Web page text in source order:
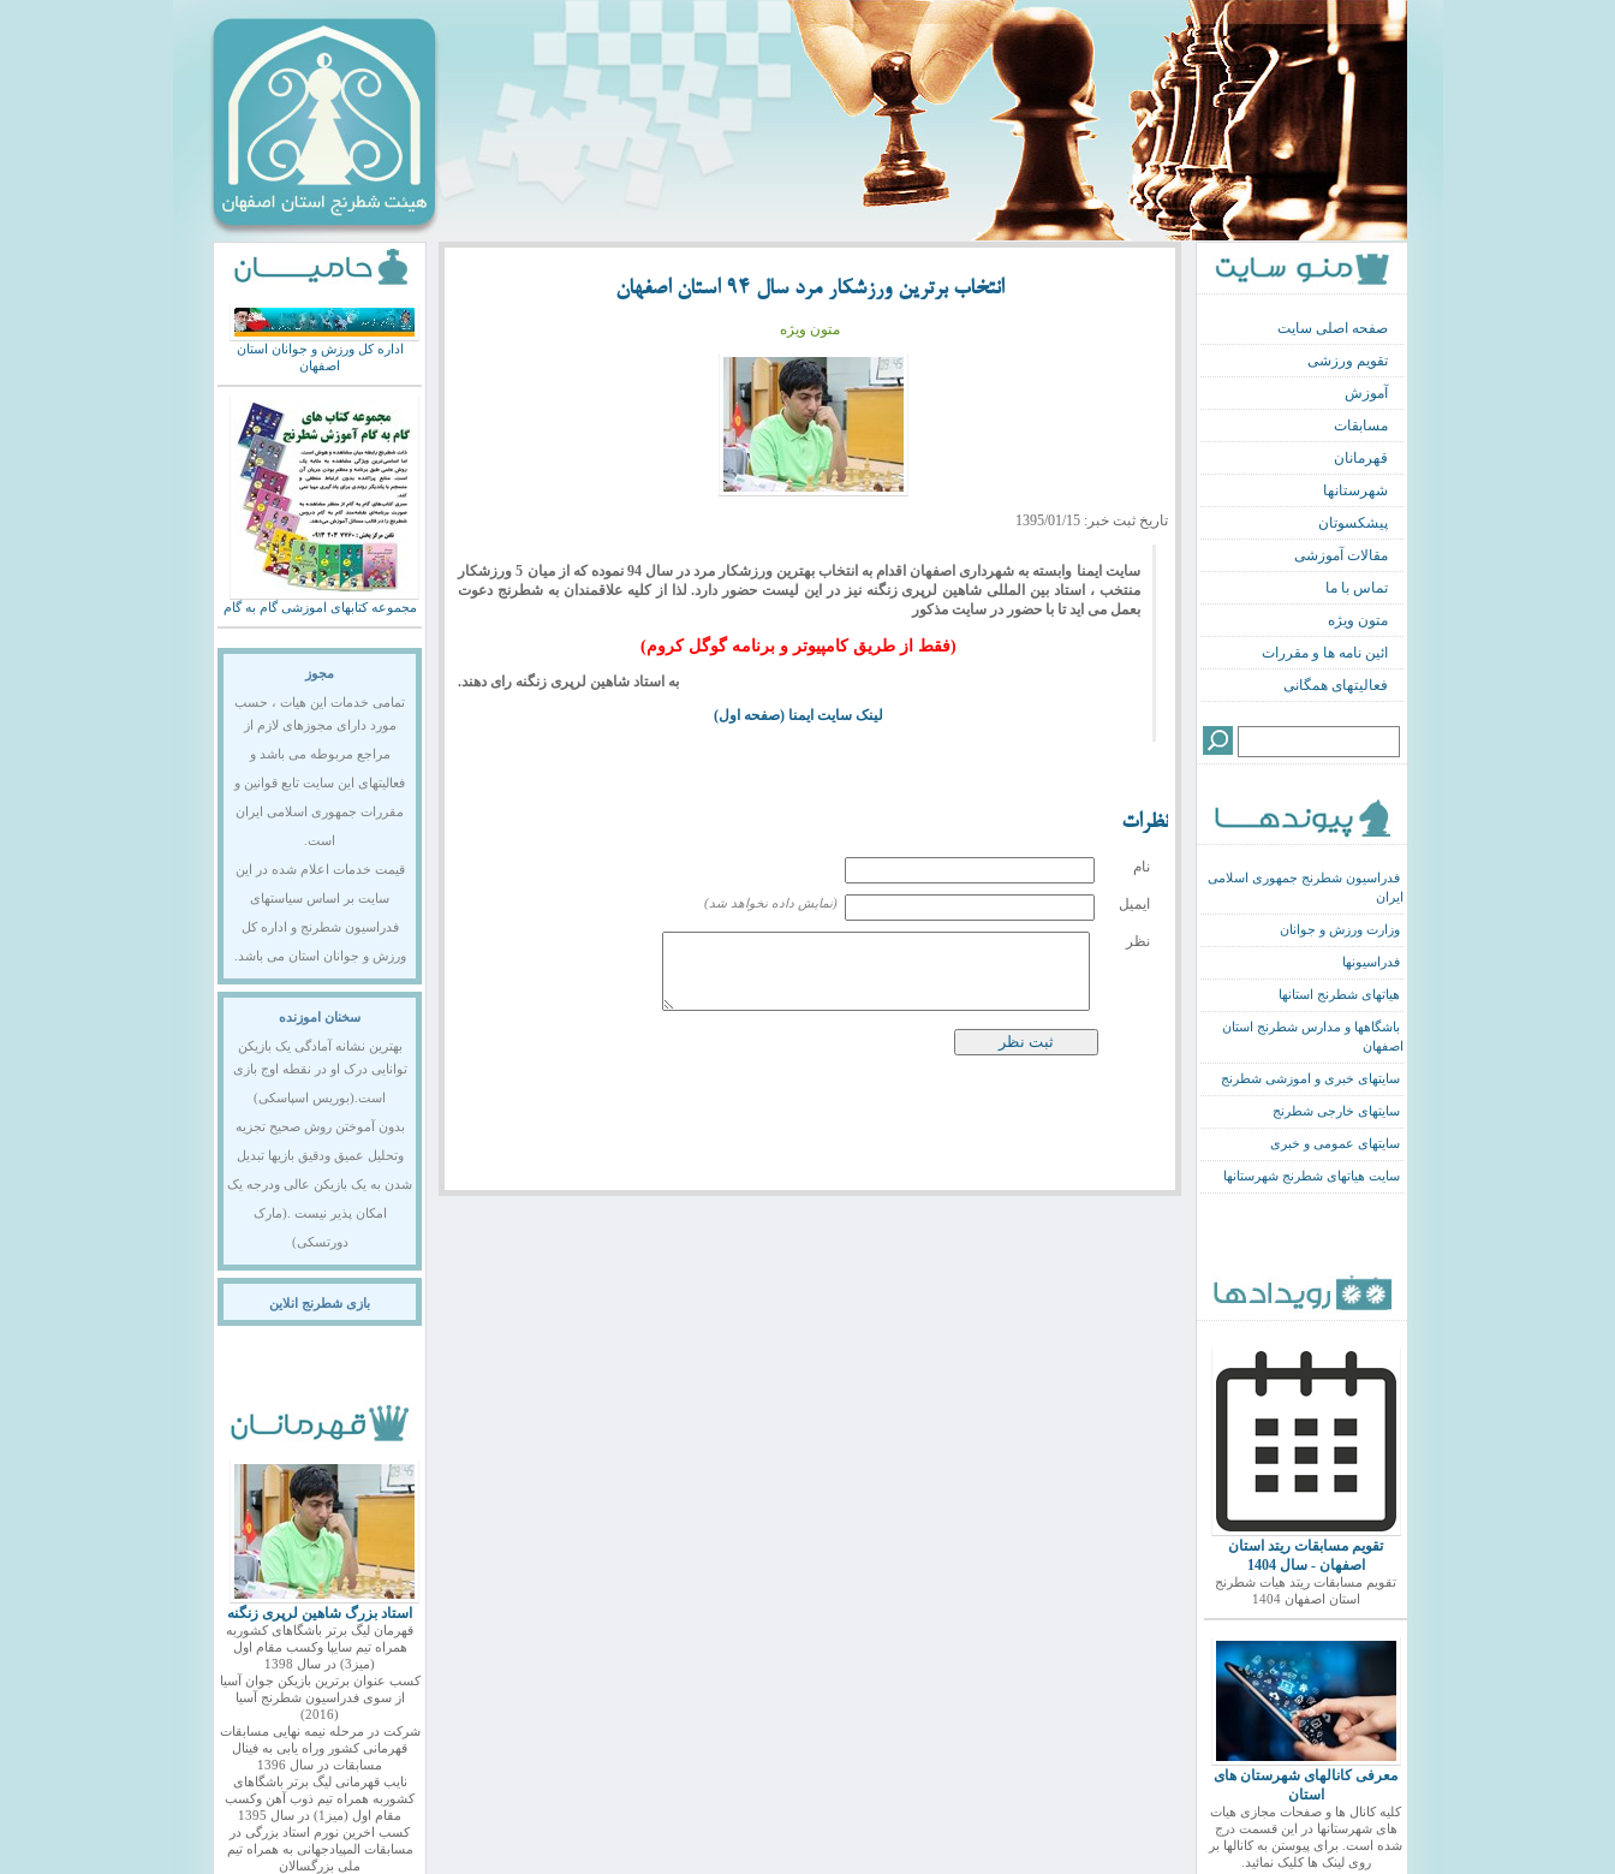
صفحه اصلی سایت
تقویم ورزشی
آموزش
مسابقات
قهرمانان
شهرستانها
پیشکسوتان
مقالات آموزشی
تماس با ما
متون ویژه
ائین نامه ها و مقررات
فعالیتهای همگانی
فدراسیون شطرنج جمهوری اسلامی
ایران
وزارت ورزش و جوانان
فدراسیونها
هیاتهای شطرنج استانها
باشگاهها و مدارس شطرنج استان
اصفهان
سایتهای خبری و اموزشی شطرنج
سایتهای خارجی شطرنج
سایتهای عمومی و خبری
سایت هیاتهای شطرنج شهرستانها
تقویم مسابقات ریتد استان
اصفهان - سال 1404
تقویم مسابقات ریتد هیات شطرنج
استان اصفهان 1404
معرفی کانالهای شهرستان های
استان
کلیه کانال ها و صفحات مجازی هیات
های شهرستانها در این قسمت درج
شده است. برای پیوستن به کانالها بر
روی لینک ها کلیک نمائید.
انتخاب برترین ورزشکار مرد سال 94 استان اصفهان
متون ویژه
تاریخ ثبت خبر: 1395/01/15
سایت ایمنا وابسته به شهرداری اصفهان اقدام به انتخاب بهترین ورزشکار مرد در سال 94 نموده که از میان 5 ورزشکار
منتخب ، استاد بین المللی شاهین لرپری زنگنه نیز در این لیست حضور دارد. لذا از کلیه علاقمندان به شطرنج دعوت
بعمل می اید تا با حضور در سایت مذکور
(فقط از طریق کامپیوتر و برنامه گوگل کروم)
به استاد شاهین لرپری زنگنه رای دهند.
لینک سایت ایمنا (صفحه اول)
نظرات
نام
ایمیل (نمایش داده نخواهد شد)
نظر
اداره کل ورزش و جوانان استان
اصفهان
مجموعه کتابهای اموزشی گام به گام
مجوز
تمامی خدمات این هیات ، حسب
مورد دارای مجوزهای لازم از
مراجع مربوطه می باشد و
فعالیتهای این سایت تابع قوانین و
مقررات جمهوری اسلامی ایران
است.
قیمت خدمات اعلام شده در این
سایت بر اساس سیاستهای
فدراسیون شطرنج و اداره کل
ورزش و جوانان استان می باشد.
سخنان اموزنده
بهترین نشانه آمادگی یک بازیکن
توانایی درک او در نقطه اوج بازی
است.(بوریس اسپاسکی)
بدون آموختن روش صحیح تجزیه
وتحلیل عمیق ودقیق بازیها تبدیل
شدن به یک بازیکن عالی ودرجه یک
امکان پذیر نیست .(مارک
دورتسکی)
بازی شطرنج انلاین
استاد بزرگ شاهین لرپری زنگنه
قهرمان لیگ برتر باشگاهای کشوربه
همراه تیم سایپا وکسب مقام اول
(میز3) در سال 1398
کسب عنوان برترین بازیکن جوان آسیا
از سوی فدراسیون شطرنج آسیا
(2016)
شرکت در مرحله نیمه نهایی مسابقات
قهرمانی کشور وراه یابی به فینال
مسابقات در سال 1396
نایب قهرمانی لیگ برتر باشگاهای
کشوربه همراه تیم ذوب آهن وکسب
مقام اول (میز1) در سال 1395
کسب اخرین نورم استاد بزرگی در
مسابقات المپیادجهانی به همراه تیم
ملی بزرگسالان